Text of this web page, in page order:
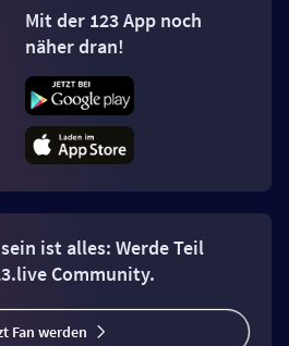
Mit der 123 App noch
näher dran!
ist alles: Werde Teil
Community.
Fan werden